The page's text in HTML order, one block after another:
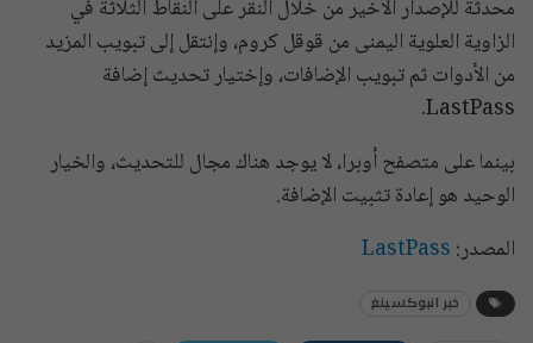
محدثة للإصدار الأخير من خلال النقر على النقاط الثلاثة في
الزاوية العلوية اليمنى من قوقل كروم، وإنتقل إلى تبويب المزيد
من الأدوات ثم تبويب الإضافات، وإختيار تحديث إضافة
LastPass.
بينما على متصفح أوبرا، لا يوجد هناك مجال للتحديث، والخيار
الوحيد هو إعادة تثبيت الإضافة.
المصدر: LastPass
خبر انبوكسينغ